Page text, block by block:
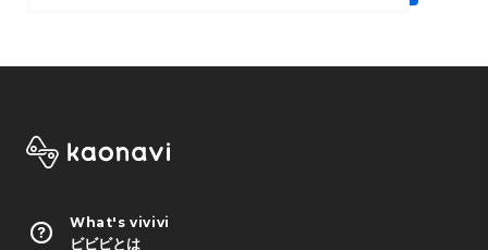
What's vivivi
ビビビとは